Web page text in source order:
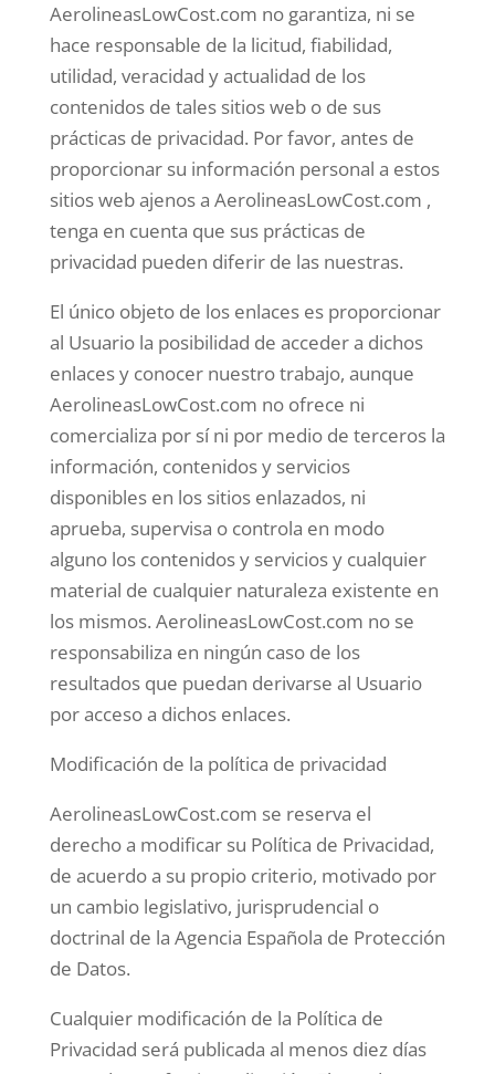
AerolineasLowCost.com no garantiza, ni se
hace responsable de la licitud, fiabilidad,
utilidad, veracidad y actualidad de los
contenidos de tales sitios web o de sus
prácticas de privacidad. Por favor, antes de
proporcionar su información personal a estos
sitios web ajenos a AerolineasLowCost.com ,
tenga en cuenta que sus prácticas de
privacidad pueden diferir de las nuestras.
El único objeto de los enlaces es proporcionar
al Usuario la posibilidad de acceder a dichos
enlaces y conocer nuestro trabajo, aunque
AerolineasLowCost.com no ofrece ni
comercializa por sí ni por medio de terceros la
información, contenidos y servicios
disponibles en los sitios enlazados, ni
aprueba, supervisa o controla en modo
alguno los contenidos y servicios y cualquier
material de cualquier naturaleza existente en
los mismos. AerolineasLowCost.com no se
responsabiliza en ningún caso de los
resultados que puedan derivarse al Usuario
por acceso a dichos enlaces.
Modificación de la política de privacidad
AerolineasLowCost.com se reserva el
derecho a modificar su Política de Privacidad,
de acuerdo a su propio criterio, motivado por
un cambio legislativo, jurisprudencial o
doctrinal de la Agencia Española de Protección
de Datos.
Cualquier modificación de la Política de
Privacidad será publicada al menos diez días